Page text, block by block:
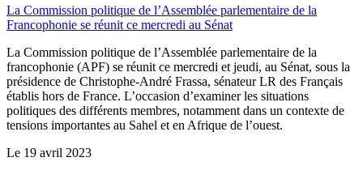
La Commission politique de l’Assemblée parlementaire de la
Francophonie se réunit ce mercredi au Sénat
La Commission politique de l’Assemblée parlementaire de la
francophonie (APF) se réunit ce mercredi et jeudi, au Sénat, sous la
présidence de Christophe-André Frassa, sénateur LR des Français
établis hors de France. L’occasion d’examiner les situations
politiques des différents membres, notamment dans un contexte de
tensions importantes au Sahel et en Afrique de l’ouest.
Le 19 avril 2023